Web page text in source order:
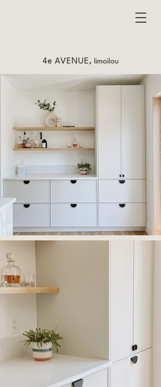
4e AVENUE, limoilou